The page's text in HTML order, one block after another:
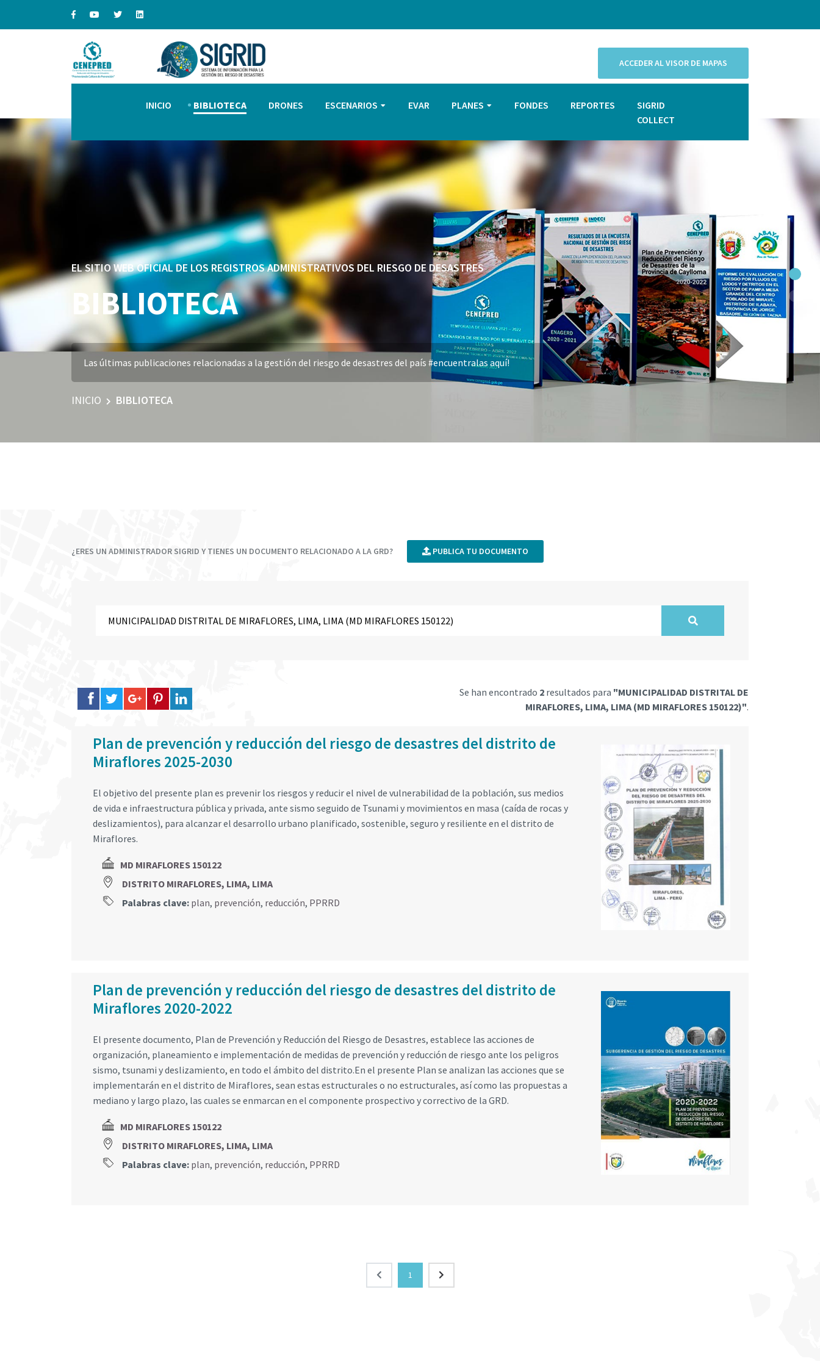
ACCEDER AL VISOR DE MAPAS
INICIO BIBLIOTECA DRONES ESCENARIOS EVAR PLANES FONDES REPORTES
SIGRID
COLLECT
EL SITIO WEB OFICIAL DE LOS REGISTROS ADMINISTRATIVOS DEL RIESGO DE DESASTRES
BIBLIOTECA
Las últimas publicaciones relacionadas a la gestión del riesgo de desastres del país #encuentralas aquí!
INICIO BIBLIOTECA
¿ERES UN ADMINISTRADOR SIGRID Y TIENES UN DOCUMENTO RELACIONADO A LA GRD? PUBLICA TU DOCUMENTO
Se han encontrado 2 resultados para "MUNICIPALIDAD DISTRITAL DE
MIRAFLORES, LIMA, LIMA (MD MIRAFLORES 150122)".
Plan de prevención y reducción del riesgo de desastres del distrito de
Miraflores 2025-2030
El objetivo del presente plan es prevenir los riesgos y reducir el nivel de vulnerabilidad de la población, sus medios
de vida e infraestructura pública y privada, ante sismo seguido de Tsunami y movimientos en masa (caída de rocas y
deslizamientos), para alcanzar el desarrollo urbano planificado, sostenible, seguro y resiliente en el distrito de
Miraflores.
MD MIRAFLORES 150122
DISTRITO MIRAFLORES, LIMA, LIMA
Palabras clave: plan, prevención, reducción, PPRRD
Plan de prevención y reducción del riesgo de desastres del distrito de
Miraflores 2020-2022
El presente documento, Plan de Prevención y Reducción del Riesgo de Desastres, establece las acciones de
organización, planeamiento e implementación de medidas de prevención y reducción de riesgo ante los peligros
sismo, tsunami y deslizamiento, en todo el ámbito del distrito.En el presente Plan se analizan las acciones que se
implementarán en el distrito de Miraflores, sean estas estructurales o no estructurales, así como las propuestas a
mediano y largo plazo, las cuales se enmarcan en el componente prospectivo y correctivo de la GRD.
MD MIRAFLORES 150122
DISTRITO MIRAFLORES, LIMA, LIMA
Palabras clave: plan, prevención, reducción, PPRRD
1